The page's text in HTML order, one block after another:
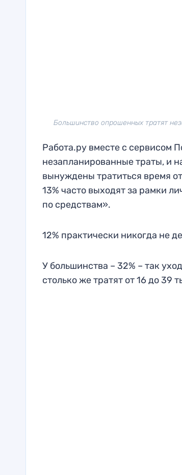
Большинство опрошенных тратят
Работа.ру вместе с сервисом
незапланированные траты, и
вынуждены тратиться время
13% часто выходят за рамки
по средствам».
12% практически никогда не
У большинства – 32% – так
столько же тратят от 16 до 39